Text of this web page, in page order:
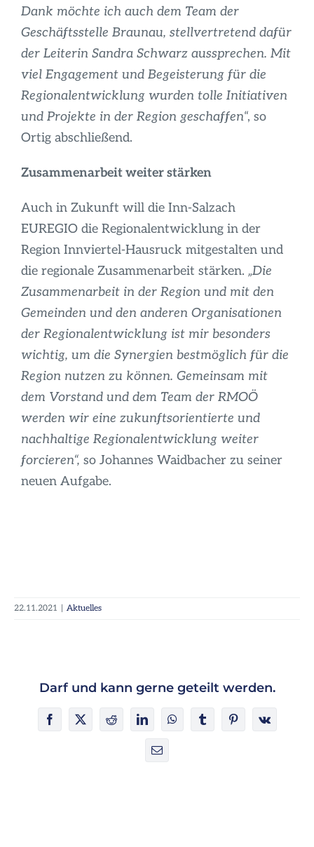
Dank möchte ich auch dem Team der
Geschäftsstelle Braunau, stellvertretend dafür
der Leiterin Sandra Schwarz aussprechen. Mit
viel Engagement und Begeisterung für die
Regionalentwicklung wurden tolle Initiativen
und Projekte in der Region geschaffen“, so
Ortig abschließend.
Zusammenarbeit weiter stärken
Auch in Zukunft will die Inn-Salzach
EUREGIO die Regionalentwicklung in der
Region Innviertel-Hausruck mitgestalten und
die regionale Zusammenarbeit stärken. „Die
Zusammenarbeit in der Region und mit den
Gemeinden und den anderen Organisationen
der Regionalentwicklung ist mir besonders
wichtig, um die Synergien bestmöglich für die
Region nutzen zu können. Gemeinsam mit
dem Vorstand und dem Team der RMOÖ
werden wir eine zukunftsorientierte und
nachhaltige Regionalentwicklung weiter
forcieren“, so Johannes Waidbacher zu seiner
neuen Aufgabe.
22.11.2021 Aktuelles
Darf und kann gerne geteilt werden.
Facebook
X RedditLinkedInWhatsAppTumblrPinterest
Vk
E-